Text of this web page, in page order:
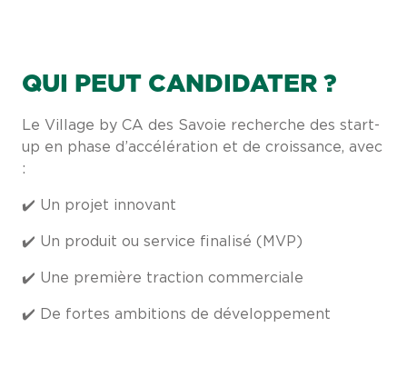
QUI PEUT CANDIDATER ?
Le Village by CA des Savoie recherche des start-
up en phase d’accélération et de croissance, avec
:
✔️ Un projet innovant
✔️ Un produit ou service finalisé (MVP)
✔️ Une première traction commerciale
✔️ De fortes ambitions de développement